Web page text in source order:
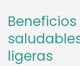
ligeras